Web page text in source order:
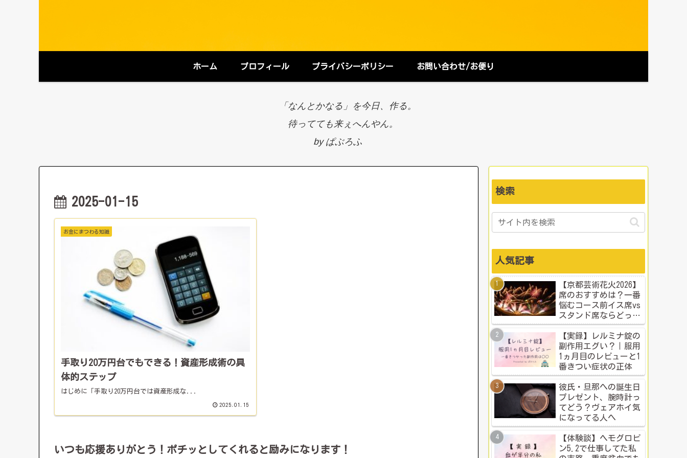
ホーム プロフィール プライバシーポリシー お問い合わせ/お便り
「なんとかなる」を今日、作る。
待ってても来ぇへんやん。
by ぱぶろふ
2025-01-15
お金にまつわる知識
手取り20万円台でもできる！資産形成術の具
体的ステップ
はじめに「手取り20万円台では資産形成な...
2025.01.15
いつも応援ありがとう！ポチッとしてくれると励みになります！
検索
人気記事
【京都芸術花火2026】
席のおすすめは？一番
悩むコース前イス席vs
スタンド席ならどっ
ち？本音比較！
【実録】レルミナ錠の
副作用エグい？｜服用
1ヵ月目のレビューと1
番きつい症状の正体
彼氏・旦那への誕生日
プレゼント、腕時計っ
てどう？ヴェアホイ気
になってる人へ
【体験談】ヘモグロビ
ン5.2で仕事してた私